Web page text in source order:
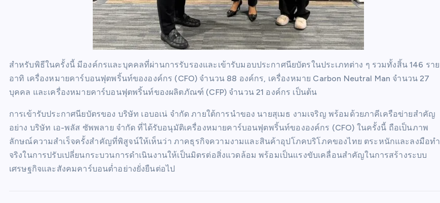
สำหรับพิธีในครั้งนี้ มีองค์กรและบุคคลที่ผ่านการรับรองและเข้ารับมอบประกาศนียบัตรในประเภทต่าง ๆ รวมทั้งสิ้น 146 ราย
อาทิ เครื่องหมายคาร์บอนฟุตพริ้นท์ขององค์กร (CFO) จำนวน 88 องค์กร, เครื่องหมาย Carbon Neutral Man จำนวน 27
บุคคล และเครื่องหมายคาร์บอนฟุตพริ้นท์ของผลิตภัณฑ์ (CFP) จำนวน 21 องค์กร เป็นต้น
การเข้ารับประกาศนียบัตรของ บริษัท เอบอเน่ จำกัด ภายใต้การนำของ นายสุเมธ งามเจริญ พร้อมด้วยภาคีเครือข่ายสำคัญ
อย่าง บริษัท เอ-พลัส ซัพพลาย จำกัด ที่ได้รับอนุมัติเครื่องหมายคาร์บอนฟุตพริ้นท์ขององค์กร (CFO) ในครั้งนี้ ถือเป็นภาพ
ลักษณ์ความสำเร็จครั้งสำคัญที่พิสูจน์ให้เห็นว่า ภาคธุรกิจความงามและสินค้าอุปโภคบริโภคของไทย ตระหนักและลงมือทำ
จริงในการปรับเปลี่ยนกระบวนการดำเนินงานให้เป็นมิตรต่อสิ่งแวดล้อม พร้อมเป็นแรงขับเคลื่อนสำคัญในการสร้างระบบ
เศรษฐกิจและสังคมคาร์บอนต่ำอย่างยั่งยืนต่อไป